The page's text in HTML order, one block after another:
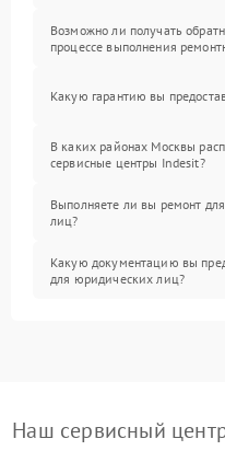
Возможно ли получать
процессе выполнения
Какую гарантию вы
В каких районах Москвы
сервисные центры Indesit?
Выполняете ли вы ремонт
лиц?
Какую документацию вы
для юридических лиц?
Наш сервисный